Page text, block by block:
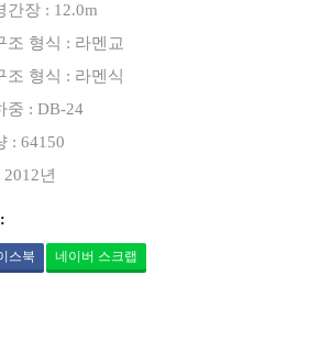
간장 : 12.0m
조 형식 : 라멘교
조 형식 : 라멘식
중 : DB-24
: 64150
년
스북 네이버 스크랩